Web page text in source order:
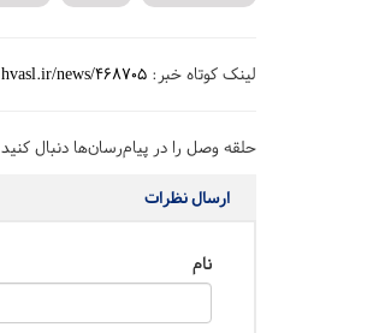
لینک کوتاه خبر: hvasl.ir/news/468705
حلقه وصل را در پیام‌رسان‌ها دنبال کنید
ارسال نظرات
نام